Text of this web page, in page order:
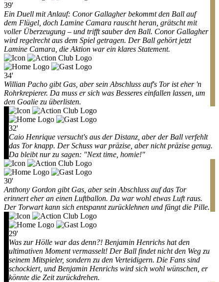
39'
Ein Duell mit Anlauf: Conor Gallagher bekommt den Ball auf
dem Flügel, doch Lamine Camara rauscht heran, grätscht mit
voller Überzeugung – und trifft sauber den Ball. Conor Gallagher
wird regelrecht aus dem Spiel getragen. Der Ball gehört jetzt
Lamine Camara, die Aktion war ein klares Statement.
34'
Willian Pacho gibt Gas, aber sein Abschluss auf's Tor ist eher 'n
Rohrkrepierer. Da muss er sich was Besseres einfallen lassen, um
den Goalie zu überlisten.
32'
Caio Henrique versucht's aus der Distanz, aber der Ball verfehlt
das Tor knapp. Der Schuss war präzise, aber nicht präzise genug.
Da bleibt nur zu sagen: "Next time, homie!"
30'
Anthony Gordon gibt Gas, aber sein Abschluss auf das Tor
erinnert eher an einen Luftballon. Da war wohl etwas Luft raus.
Der Torwart kann sich entspannt zurücklehnen und fängt die Pille.
29'
Was zur Hölle war das denn?! Benjamin Henrichs hat den
ultimativen Moment vermasselt! Der Ball findet nicht den Weg zu
seinem Mitspieler, sondern zu den Verteidigern. Die Fans sind
schockiert, und Benjamin Henrichs wird sich wohl wünschen, er
könnte die Zeit zurückdrehen.